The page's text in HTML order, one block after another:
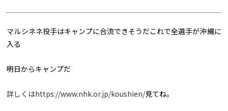
マルシネネ投手はキャンプに合流できそうだこれで全選手が沖縄に
入る
明日からキャンプだ
詳しくはhttps://www.nhk.or.jp/koushien/見てね。